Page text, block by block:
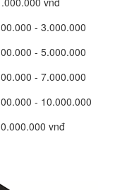
- 3.000.000
- 5.000.000
- 7.000.000
- 10.000.000
vnđ